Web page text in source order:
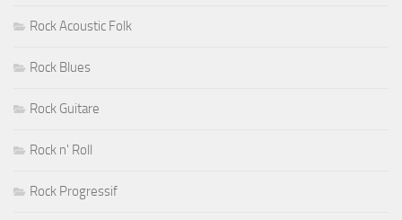
Rock Acoustic Folk
Rock Blues
Rock Guitare
Rock n' Roll
Rock Progressif